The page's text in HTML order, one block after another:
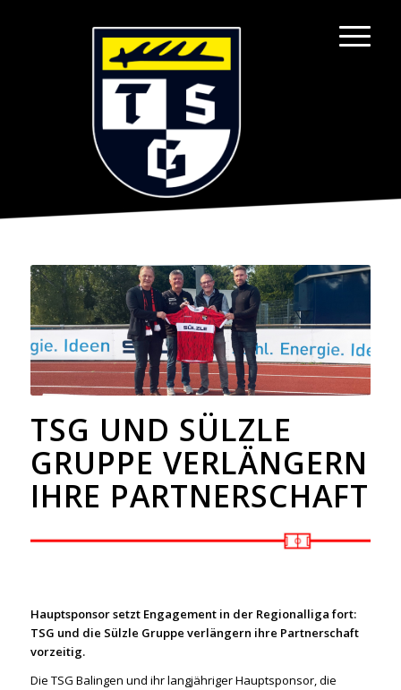
TSG UND SÜLZLE
GRUPPE VERLÄNGERN
IHRE PARTNERSCHAFT
Hauptsponsor setzt Engagement in der Regionalliga fort:
TSG und die Sülzle Gruppe verlängern ihre Partnerschaft
vorzeitig.
Die TSG Balingen und ihr langjähriger Hauptsponsor, die